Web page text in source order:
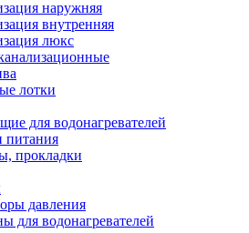
наружняя
внутренняя
люкс
лотки
для водонагревателей
питания
прокладки
давления
для водонагревателей